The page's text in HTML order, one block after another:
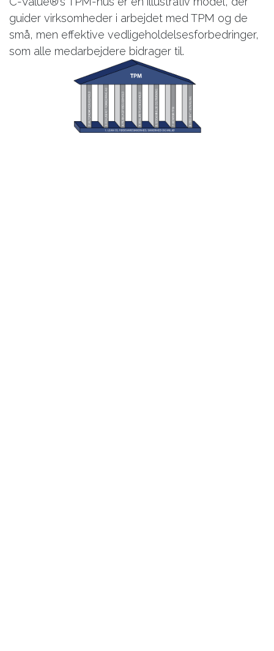
guider virksomheder i arbejdet med TPM og de
små, men effektive vedligeholdelsesforbedringer,
som alle medarbejdere bidrager til.